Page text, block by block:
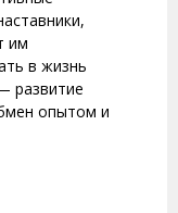
им
в жизнь
развитие
опытом и